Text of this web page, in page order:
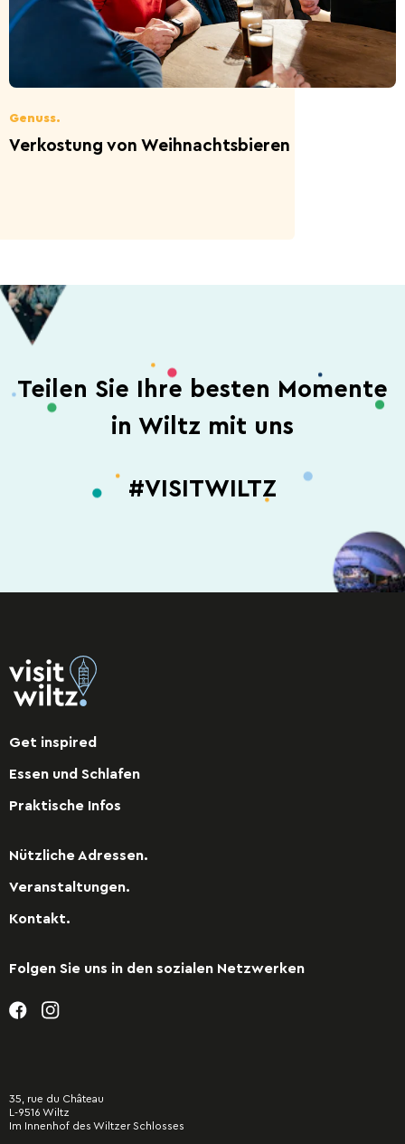
Genuss.
Verkostung von Weihnachtsbieren
Teilen Sie Ihre besten Momente
in Wiltz mit uns
#VISITWILTZ
Get inspired
Essen und Schlafen
Praktische Infos
Nützliche Adressen.
Veranstaltungen.
Kontakt.
Folgen Sie uns in den sozialen Netzwerken
35, rue du Château
L-9516 Wiltz
Im Innenhof des Wiltzer Schlosses